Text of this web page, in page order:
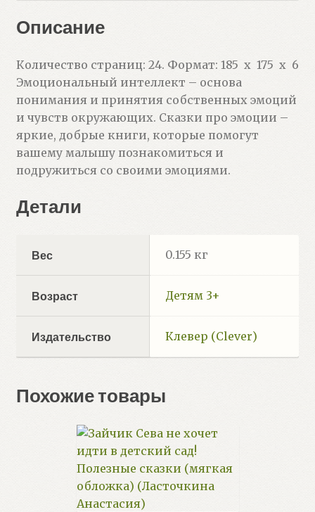
Описание
Количество страниц: 24. Формат: 185 x 175 x 6
Эмоциональный интеллект – основа
понимания и принятия собственных эмоций
и чувств окружающих. Сказки про эмоции –
яркие, добрые книги, которые помогут
вашему малышу познакомиться и
подружиться со своими эмоциями.
Детали
Вес 0.155 кг
Возраст Детям 3+
Издательство Клевер (Clever)
Похожие товары